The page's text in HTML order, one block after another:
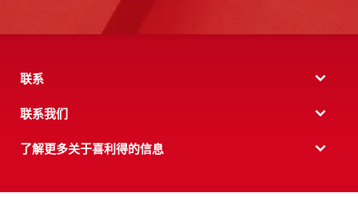
联系
联系我们
了解更多关于喜利得的信息